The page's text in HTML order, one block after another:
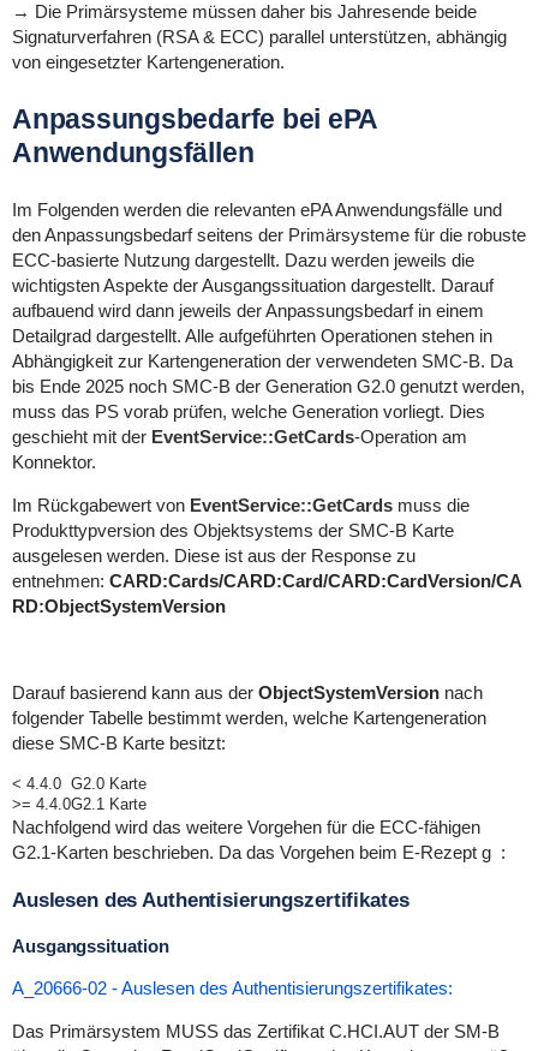
→ Die Primärsysteme müssen daher bis Jahresende beide
Signaturverfahren (RSA & ECC) parallel unterstützen, abhängig
von eingesetzter Kartengeneration.
Anpassungsbedarfe bei ePA
Anwendungsfällen
Im Folgenden werden die relevanten ePA Anwendungsfälle und
den Anpassungsbedarf seitens der Primärsysteme für die robuste
ECC-basierte Nutzung dargestellt. Dazu werden jeweils die
wichtigsten Aspekte der Ausgangssituation dargestellt. Darauf
aufbauend wird dann jeweils der Anpassungsbedarf in einem
Detailgrad dargestellt. Alle aufgeführten Operationen stehen in
Abhängigkeit zur Kartengeneration der verwendeten SMC-B. Da
bis Ende 2025 noch SMC-B der Generation G2.0 genutzt werden,
muss das PS vorab prüfen, welche Generation vorliegt. Dies
geschieht mit der EventService::GetCards-Operation am
Konnektor.
Im Rückgabewert von EventService::GetCardsmuss die
Produkttypversion des Objektsystems der SMC-B Karte
ausgelesen werden. Diese ist aus der Response zu
entnehmen: CARD:Cards/CARD:Card/CARD:CardVersion/CA
RD:ObjectSystemVersion
Darauf basierend kann aus der ObjectSystemVersionnach
folgender Tabelle bestimmt werden, welche Kartengeneration
diese SMC-B Karte besitzt:
< 4.4.0 G2.0 Karte
>= 4.4.0G2.1 Karte
Nachfolgend wird das weitere Vorgehen für die ECC-fähigen
G2.1-Karten beschrieben. Da das Vorgehen beim E-Rezept g :
Auslesen des Authentisierungszertifikates
Ausgangssituation
A_20666-02 - Auslesen des Authentisierungszertifikates:
Das Primärsystem MUSS das Zertifikat C.HCI.AUT der SM-B